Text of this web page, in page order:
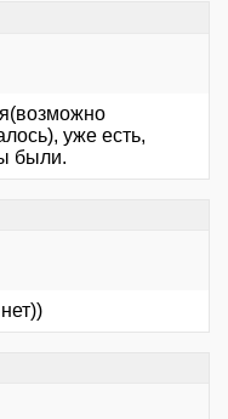
уже есть,
были.